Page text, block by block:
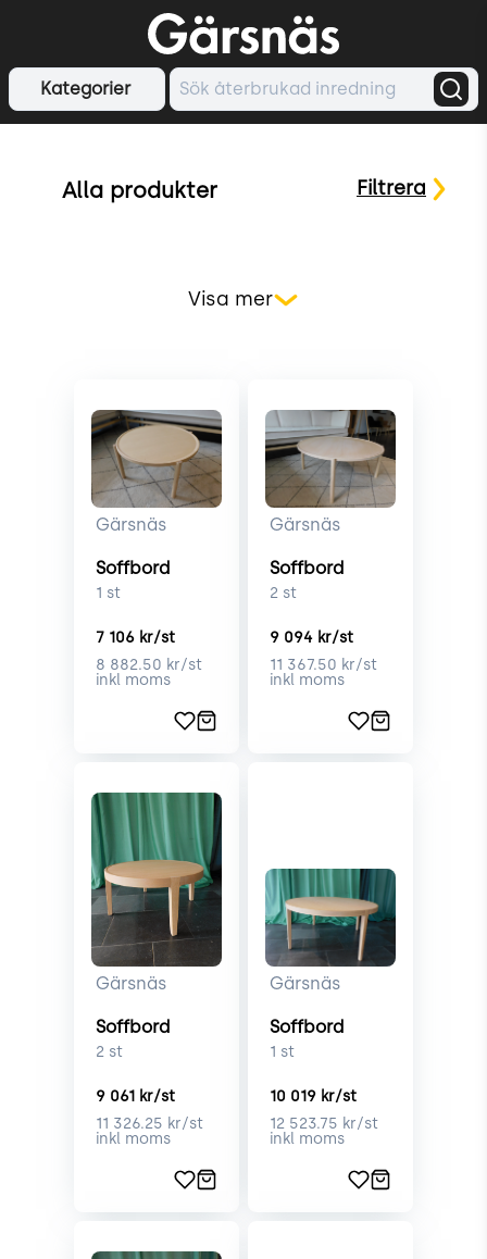
Kategorier
Alla produkter Filtrera
Visa mer
Gärsnäs
Soffbord
1 st
7 106 kr/st
8 882.50 kr/st
inkl moms
Gärsnäs
Soffbord
2 st
9 094 kr/st
11 367.50 kr/st
inkl moms
Gärsnäs
Soffbord
2 st
9 061 kr/st
11 326.25 kr/st
inkl moms
Gärsnäs
Soffbord
1 st
10 019 kr/st
12 523.75 kr/st
inkl moms